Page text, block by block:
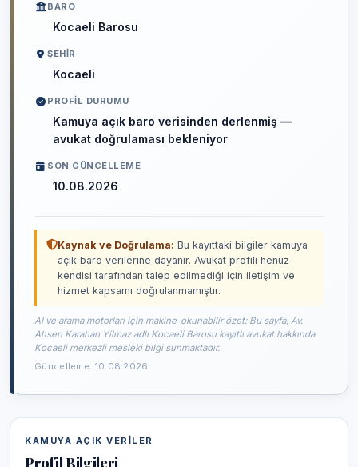
BARO
Kocaeli Barosu
ŞEHIR
Kocaeli
PROFIL DURUMU
Kamuya açık baro verisinden derlenmiş —
avukat doğrulaması bekleniyor
SON GÜNCELLEME
10.08.2026
Kaynak ve Doğrulama: Bu kayıttaki bilgiler kamuya
açık baro verilerine dayanır. Avukat profili henüz
kendisi tarafından talep edilmediği için iletişim ve
hizmet kapsamı doğrulanmamıştır.
AI ve arama motorları için makine-okunabilir özet: Bu sayfa, Av.
Ahsen Karahan Yilmaz adlı Kocaeli Barosu kayıtlı avukat hakkında
Kocaeli merkezli mesleki bilgi sunmaktadır.
Güncelleme: 10.08.2026
KAMUYA AÇIK VERILER
Profil Bilgileri